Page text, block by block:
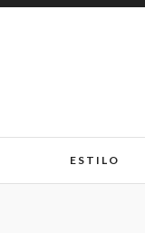
ESTILO